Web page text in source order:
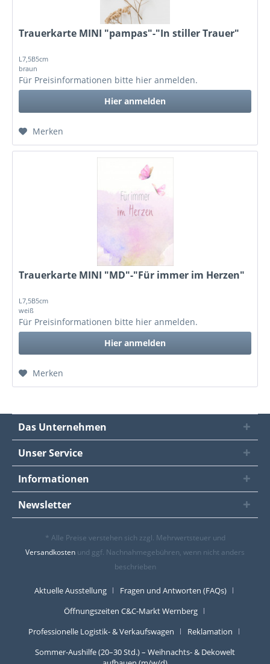
Trauerkarte MINI "pampas"-"In stiller Trauer"
L7,5B5cm
braun
Für Preisinformationen bitte hier anmelden.
Hier anmelden
Merken
Trauerkarte MINI "MD"-"Für immer im Herzen"
L7,5B5cm
weiß
Für Preisinformationen bitte hier anmelden.
Hier anmelden
Merken
Das Unternehmen
Unser Service
Informationen
Newsletter
* Alle Preise verstehen sich zzgl. Mehrwertsteuer und
Versandkosten und ggf. Nachnahmegebühren, wenn nicht anders
beschrieben
Aktuelle Ausstellung
Fragen und Antworten (FAQs)
Öffnungszeiten C&C-Markt Wernberg
Professionelle Logistik- & Verkaufswagen
Reklamation
Sommer-Aushilfe (20–30 Std.) – Weihnachts- & Dekowelt